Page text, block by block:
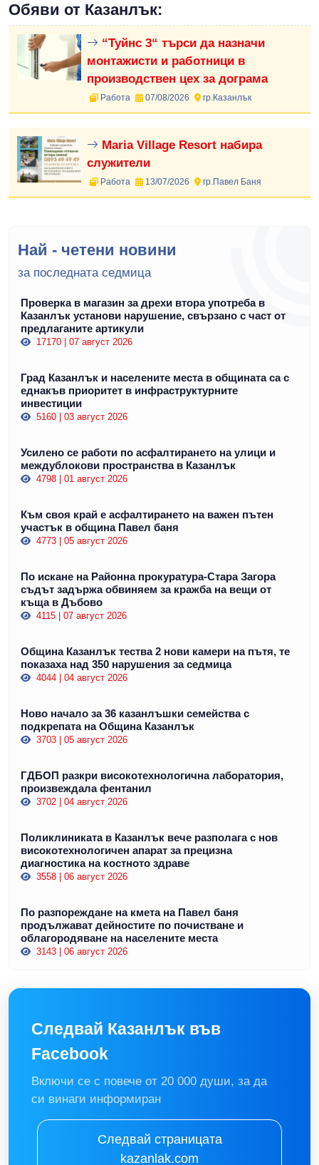
Обяви от Казанлък:
“Туйнс 3“ търси да назначи
монтажисти и работници в
производствен цех за дограма
Работа 07/08/2026 гр.Казанлък
Maria Village Resort набира
служители
Работа 13/07/2026 гр.Павел Баня
Най - четени новини
за последната седмица
Проверка в магазин за дрехи втора употреба в
Казанлък установи нарушение, свързано с част от
предлаганите артикули
17170 | 07 август 2026
Град Казанлък и населените места в общината са с
еднакъв приоритет в инфраструктурните
инвестиции
5160 | 03 август 2026
Усилено се работи по асфалтирането на улици и
междублокови пространства в Казанлък
4798 | 01 август 2026
Към своя край е асфалтирането на важен пътен
участък в община Павел баня
4773 | 05 август 2026
По искане на Районна прокуратура-Стара Загора
съдът задържа обвиняем за кражба на вещи от
къща в Дъбово
4115 | 07 август 2026
Община Казанлък тества 2 нови камери на пътя, те
показаха над 350 нарушения за седмица
4044 | 04 август 2026
Ново начало за 36 казанлъшки семейства с
подкрепата на Община Казанлък
3703 | 05 август 2026
ГДБОП разкри високотехнологична лаборатория,
произвеждала фентанил
3702 | 04 август 2026
Поликлиниката в Казанлък вече разполага с нов
високотехнологичен апарат за прецизна
диагностика на костното здраве
3558 | 06 август 2026
По разпореждане на кмета на Павел баня
продължават дейностите по почистване и
облагородяване на населените места
3143 | 06 август 2026
Следвай Казанлък във
Facebook
Включи се с повече от 20 000 души, за да
си винаги информиран
Следвай страницата
kazanlak.com